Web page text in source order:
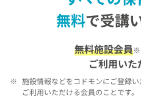
無料で受講
無料施設会員※
ご利用いた
※ 施設情報などをコドモンにご登録
ご利用いただける会員のことです。